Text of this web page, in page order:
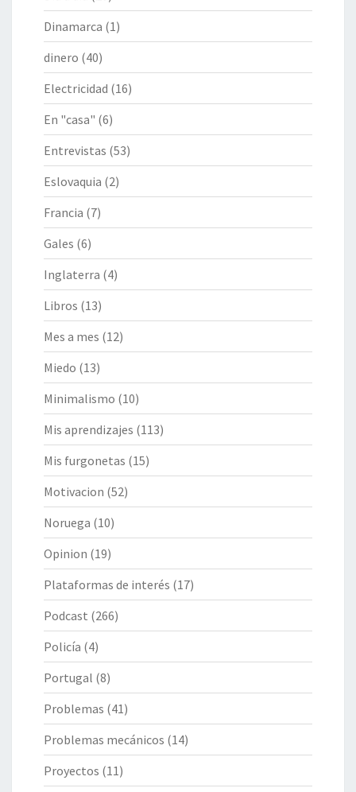
Dinamarca (1)
dinero (40)
Electricidad (16)
En "casa" (6)
Entrevistas (53)
Eslovaquia (2)
Francia (7)
Gales (6)
Inglaterra (4)
Libros (13)
Mes a mes (12)
Miedo (13)
Minimalismo (10)
Mis aprendizajes (113)
Mis furgonetas (15)
Motivacion (52)
Noruega (10)
Opinion (19)
Plataformas de interés (17)
Podcast (266)
Policía (4)
Portugal (8)
Problemas (41)
Problemas mecánicos (14)
Proyectos (11)